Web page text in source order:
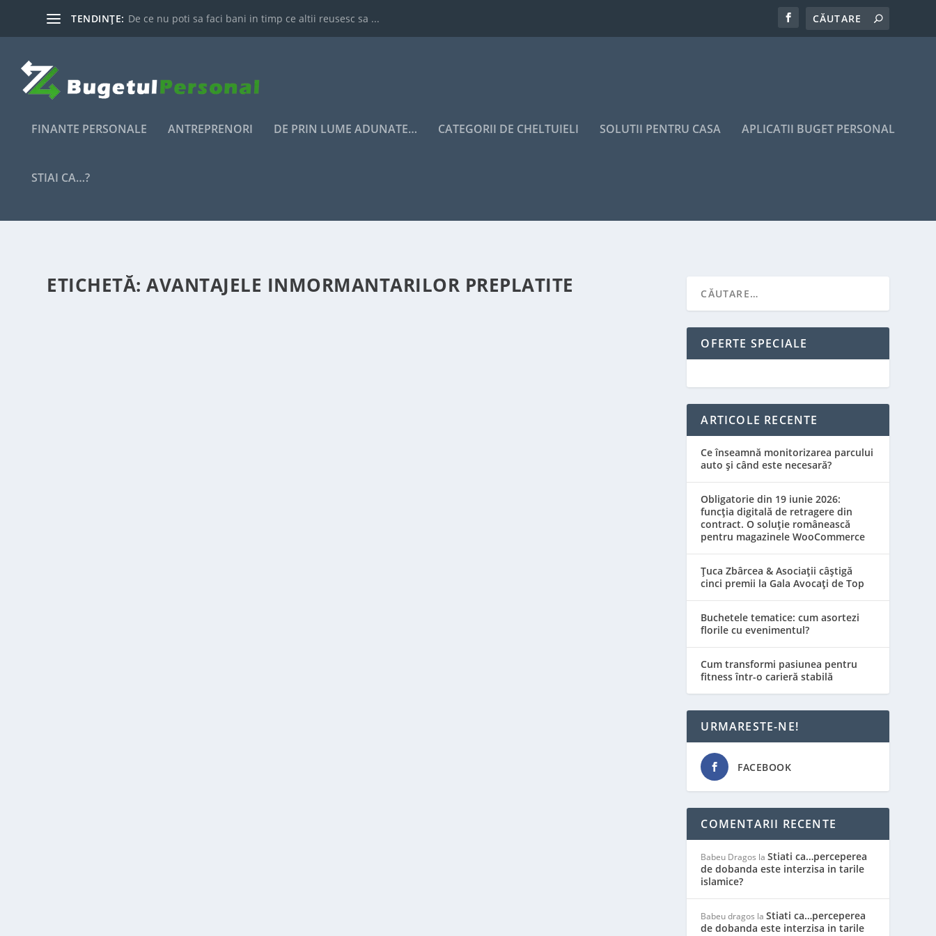
TENDINȚE: De ce nu poti sa faci bani in timp ce altii reusesc sa ...
FINANTE PERSONALE ANTREPRENORI DE PRIN LUME ADUNATE… CATEGORII DE CHELTUIELI SOLUTII PENTRU CASA APLICATII BUGET PERSONAL
STIAI CA…?
ETICHETĂ:AVANTAJELE INMORMANTARILOR PREPLATITE
OFERTE SPECIALE
ARTICOLE RECENTE
Ce înseamnă monitorizarea parcului
auto și când este necesară?
Obligatorie din 19 iunie 2026:
funcția digitală de retragere din
contract. O soluție românească
pentru magazinele WooCommerce
Țuca Zbârcea & Asociații câștigă
cinci premii la Gala Avocați de Top
Buchetele tematice: cum asortezi
florile cu evenimentul?
Cum transformi pasiunea pentru
fitness într-o carieră stabilă
URMARESTE-NE!
FACEBOOK
COMENTARII RECENTE
Babeu Dragos laStiati ca…perceperea
de dobanda este interzisa in tarile
islamice?
Babeu dragos laStiati ca…perceperea
de dobanda este interzisa in tarile